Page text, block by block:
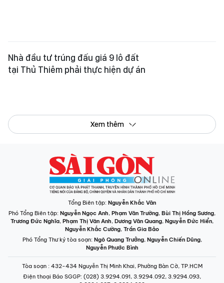
Nhà đầu tư trúng đấu giá 9 lô đất
tại Thủ Thiêm phải thực hiện dự án
Xem thêm
Tổng Biên tập: Nguyễn Khắc Văn
Phó Tổng Biên tập: Nguyễn Ngọc Anh, Phạm Văn Trường, Bùi Thị Hồng Sương,
Trương Đức Nghĩa, Phạm Thị Vân Anh, Dương Văn Quang, Nguyễn Đức Hiển,
Nguyễn Khắc Cường, Trần Gia Bảo
Phó Tổng Thư ký tòa soạn: Ngô Quang Trưởng, Nguyễn Chiến Dũng,
Nguyễn Phước Bình
Tòa soạn : 432-434 Nguyễn Thị Minh Khai, Phường Bàn Cờ, TP.HCM
Điện thoại Báo SGGP: (028) 3.9294.091, 3.9294.092, 3.9294.093,